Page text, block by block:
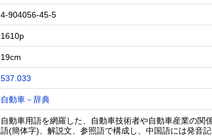
4-904056-45-5
1610p
19cm
537.033
自動車－辞典
自動車用語を網羅した、自動車技術者や自動車産業の
語(簡体字)、解説文、参照語で構成し、中国語には発音記